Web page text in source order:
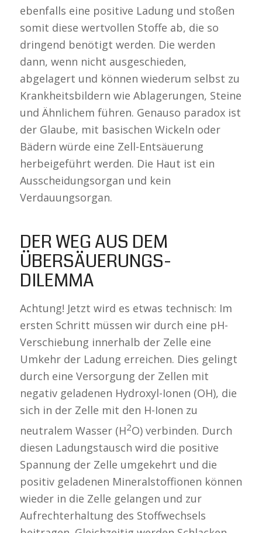
ebenfalls eine positive Ladung und stoßen
somit diese wertvollen Stoffe ab, die so
dringend benötigt werden. Die werden
dann, wenn nicht ausgeschieden,
abgelagert und können wiederum selbst zu
Krankheitsbildern wie Ablagerungen, Steine
und Ähnlichem führen. Genauso paradox ist
der Glaube, mit basischen Wickeln oder
Bädern würde eine Zell-Entsäuerung
herbeigeführt werden. Die Haut ist ein
Ausscheidungsorgan und kein
Verdauungsorgan.
DER WEG AUS DEM
ÜBERSÄUERUNGS-
DILEMMA
Achtung! Jetzt wird es etwas technisch: Im
ersten Schritt müssen wir durch eine pH-
Verschiebung innerhalb der Zelle eine
Umkehr der Ladung erreichen. Dies gelingt
durch eine Versorgung der Zellen mit
negativ geladenen Hydroxyl-Ionen (OH), die
sich in der Zelle mit den H-Ionen zu
neutralem Wasser (H2O) verbinden. Durch
diesen Ladungstausch wird die positive
Spannung der Zelle umgekehrt und die
positiv geladenen Mineralstoffionen können
wieder in die Zelle gelangen und zur
Aufrechterhaltung des Stoffwechsels